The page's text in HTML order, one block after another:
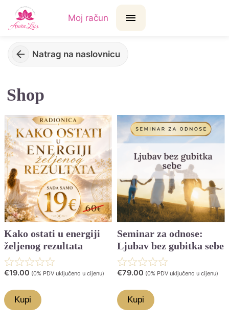
Moj račun
Natrag na naslovnicu
Shop
Kako ostati u energiji
željenog rezultata
Rated
out
€19.00 (0% PDV uključeno u cijenu)
Kupi
Seminar za odnose:
Ljubav bez gubitka sebe
Rated
out
€79.00 (0% PDV uključeno u cijenu)
Kupi